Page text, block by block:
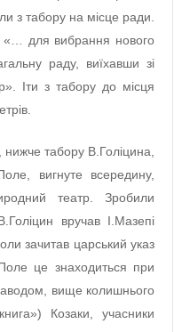
з табору на місце ради.
«… для вибрання нового
раду, виїхавши зі
Іти з табору до місця
табору В.Голіцина,
вигнуте всередину,
театр. Зробили
вручав І.Мазепі
зачитав царський указ
це знаходиться при
вище колишнього
Козаки, учасники